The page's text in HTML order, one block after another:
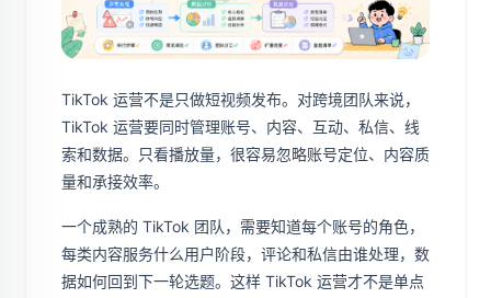
TikTok 运营不是只做短视频发布。对跨境团队来说，
TikTok 运营要同时管理账号、内容、互动、私信、线
索和数据。只看播放量，很容易忽略账号定位、内容质
量和承接效率。
一个成熟的 TikTok 团队，需要知道每个账号的角色，
每类内容服务什么用户阶段，评论和私信由谁处理，数
据如何回到下一轮选题。这样 TikTok 运营才不是单点